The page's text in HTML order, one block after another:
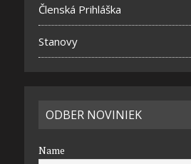
Členská Prihláška
Stanovy
ODBER NOVINIEK
Name